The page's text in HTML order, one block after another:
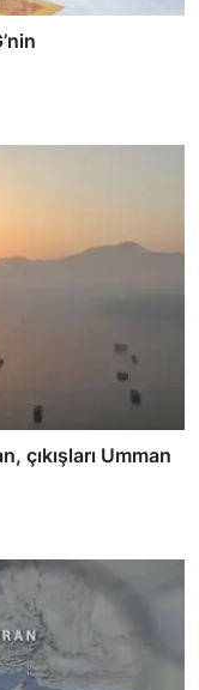
çıkışları Umman